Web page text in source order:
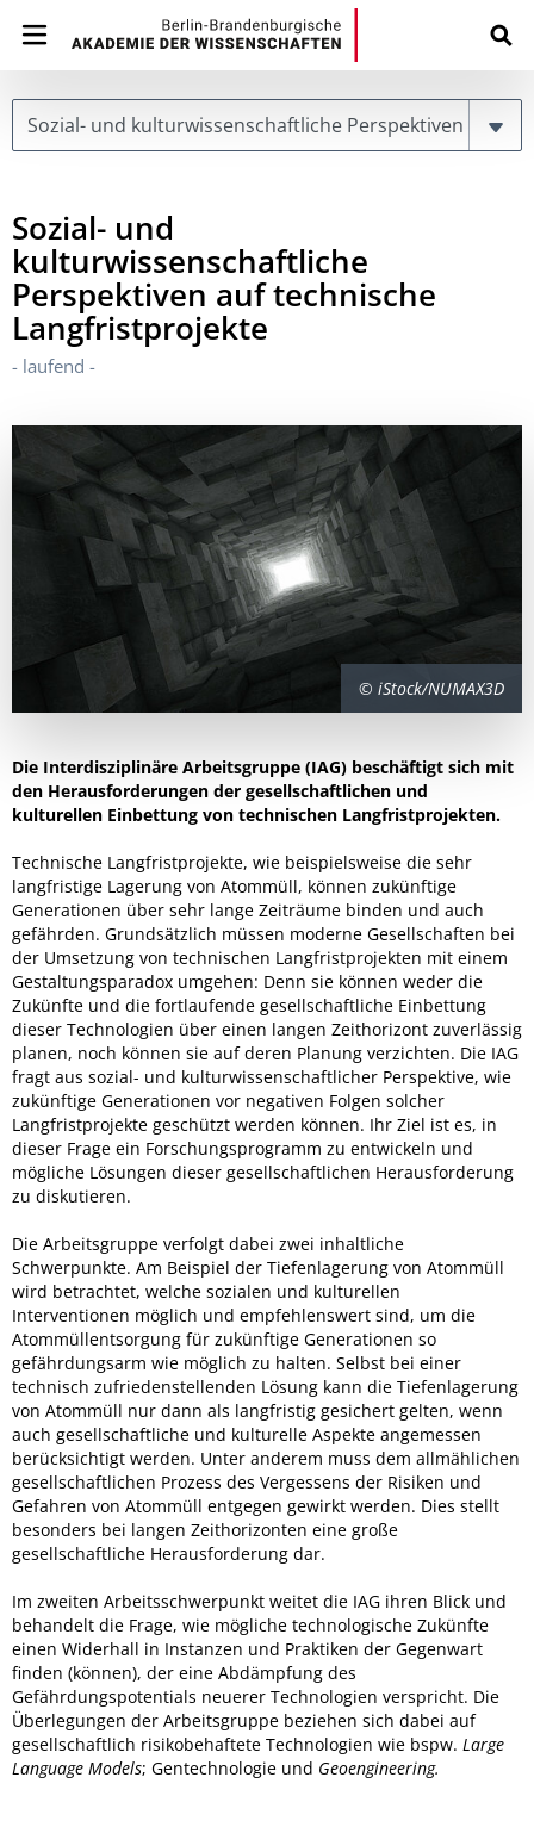
Page
Sozial- und
kulturwissenschaftliche
Perspektiven auf technische
Langfristprojekte
- laufend -
© iStock/NUMAX3D
Die Interdisziplinäre Arbeitsgruppe (IAG) beschäftigt sich mit
den Herausforderungen der gesellschaftlichen und
kulturellen Einbettung von technischen Langfristprojekten.
Technische Langfristprojekte, wie beispielsweise die sehr
langfristige Lagerung von Atommüll, können zukünftige
Generationen über sehr lange Zeiträume binden und auch
gefährden. Grundsätzlich müssen moderne Gesellschaften bei
der Umsetzung von technischen Langfristprojekten mit einem
Gestaltungsparadox umgehen: Denn sie können weder die
Zukünfte und die fortlaufende gesellschaftliche Einbettung
dieser Technologien über einen langen Zeithorizont zuverlässig
planen, noch können sie auf deren Planung verzichten. Die IAG
fragt aus sozial- und kulturwissenschaftlicher Perspektive, wie
zukünftige Generationen vor negativen Folgen solcher
Langfristprojekte geschützt werden können. Ihr Ziel ist es, in
dieser Frage ein Forschungsprogramm zu entwickeln und
mögliche Lösungen dieser gesellschaftlichen Herausforderung
zu diskutieren.
Die Arbeitsgruppe verfolgt dabei zwei inhaltliche
Schwerpunkte. Am Beispiel der Tiefenlagerung von Atommüll
wird betrachtet, welche sozialen und kulturellen
Interventionen möglich und empfehlenswert sind, um die
Atommüllentsorgung für zukünftige Generationen so
gefährdungsarm wie möglich zu halten. Selbst bei einer
technisch zufriedenstellenden Lösung kann die Tiefenlagerung
von Atommüll nur dann als langfristig gesichert gelten, wenn
auch gesellschaftliche und kulturelle Aspekte angemessen
berücksichtigt werden. Unter anderem muss dem allmählichen
gesellschaftlichen Prozess des Vergessens der Risiken und
Gefahren von Atommüll entgegen gewirkt werden. Dies stellt
besonders bei langen Zeithorizonten eine große
gesellschaftliche Herausforderung dar.
Im zweiten Arbeitsschwerpunkt weitet die IAG ihren Blick und
behandelt die Frage, wie mögliche technologische Zukünfte
einen Widerhall in Instanzen und Praktiken der Gegenwart
finden (können), der eine Abdämpfung des
Gefährdungspotentials neuerer Technologien verspricht. Die
Überlegungen der Arbeitsgruppe beziehen sich dabei auf
gesellschaftlich risikobehaftete Technologien wie bspw. Large
Language Models; Gentechnologie und Geoengineering.